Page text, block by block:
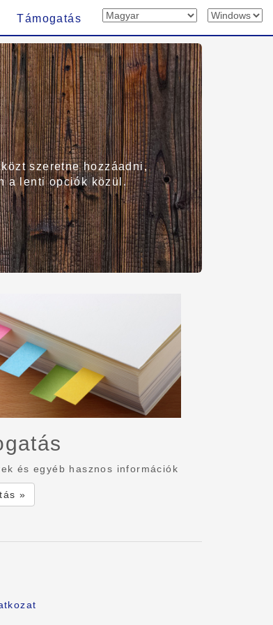
Támogatás
szeretne hozzáadni,
a lenti opciók közül.
és egyéb hasznos információk
»